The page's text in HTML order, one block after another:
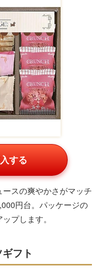
する
スの爽やかさがマッチ
円台。パッケージの
プします。
フト